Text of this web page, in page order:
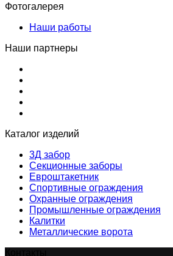
Фотогалерея
Наши работы
Наши партнеры
Каталог изделий
3Д забор
Секционные заборы
Евроштакетник
Спортивные ограждения
Охранные ограждения
Промышленные ограждения
Калитки
Металлические ворота